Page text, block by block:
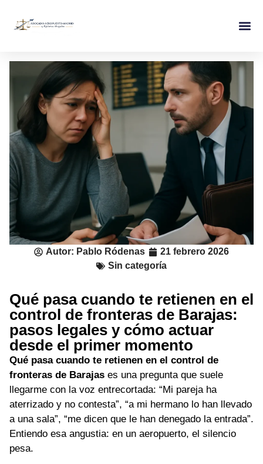
Autor: Pablo Ródenas
21 febrero 2026
Sin categoría
Qué pasa cuando te retienen en el
control de fronteras de Barajas:
pasos legales y cómo actuar
desde el primer momento
Qué pasa cuando te retienen en el control de
fronteras de Barajas es una pregunta que suele
llegarme con la voz entrecortada: “Mi pareja ha
aterrizado y no contesta”, “a mi hermano lo han llevado
a una sala”, “me dicen que le han denegado la entrada”.
Entiendo esa angustia: en un aeropuerto, el silencio
pesa.